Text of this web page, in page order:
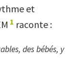
et
1 raconte :
des bébés, y